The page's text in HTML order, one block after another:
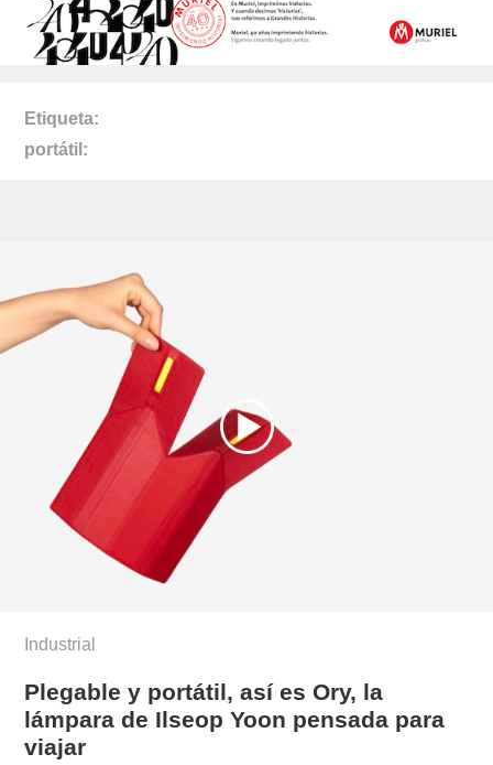
Etiqueta
portátil
Industrial
Plegable y portátil, así es Ory, la
lámpara de Ilseop Yoon pensada para
viajar